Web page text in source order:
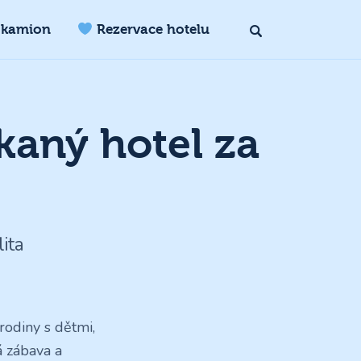
Rezervace hotelu
hotel za
s dětmi,
a